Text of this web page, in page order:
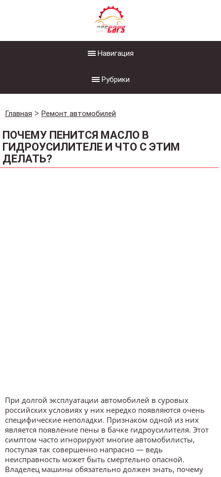
Навигация
Рубрики
Главная Ремонт автомобилей
ПОЧЕМУ ПЕНИТСЯ МАСЛО В
ГИДРОУСИЛИТЕЛЕ И ЧТО С ЭТИМ
ДЕЛАТЬ?
При долгой эксплуатации автомобилей в суровых
российских условиях у них нередко появляются очень
специфические неполадки. Признаком одной из них
является появление пены в бачке гидроусилителя. Этот
симптом часто игнорируют многие автомобилисты,
поступая так совершенно напрасно — ведь
неисправность может быть смертельно опасной.
Владелец машины обязательно должен знать, почему